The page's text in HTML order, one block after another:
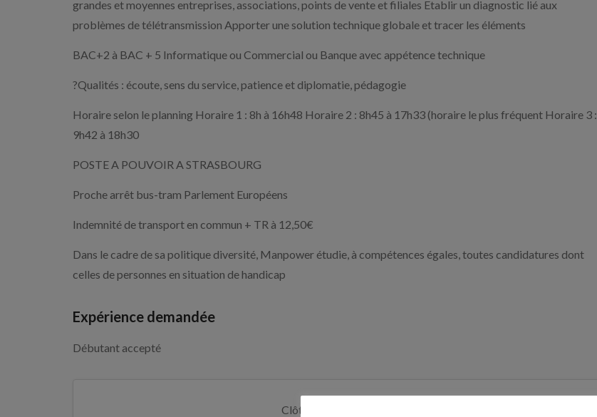
grandes et moyennes entreprises, associations, points de vente et filiales Etablir un diagnostic lié aux
problèmes de télétransmission Apporter une solution technique globale et tracer les éléments
BAC+2 à BAC + 5 Informatique ou Commercial ou Banque avec appétence technique
?Qualités : écoute, sens du service, patience et diplomatie, pédagogie
Horaire selon le planning Horaire 1 : 8h à 16h48 Horaire 2 : 8h45 à 17h33 (horaire le plus fréquent Horaire 3 :
9h42 à 18h30
POSTE A POUVOIR A STRASBOURG
Proche arrêt bus-tram Parlement Européens
Indemnité de transport en commun + TR à 12,50€
Dans le cadre de sa politique diversité, Manpower étudie, à compétences égales, toutes candidatures dont
celles de personnes en situation de handicap
Expérience demandée
Débutant accepté
Clôture des